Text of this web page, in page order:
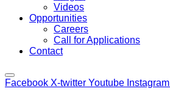
Videos
Opportunities
Careers
Call for Applications
Contact
Facebook X-twitter Youtube Instagram